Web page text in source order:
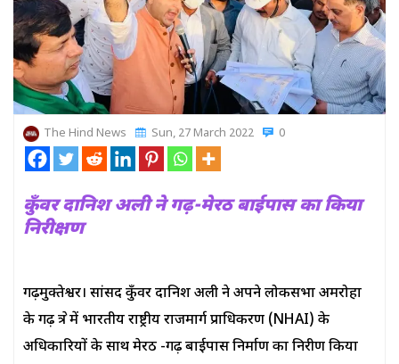
The Hind News Sun, 27 March 2022 0
कुँवर दानिश अली ने गढ़-मेरठ बाईपास का किया
निरीक्षण
गढ़मुक्तेश्वर। सांसद कुँवर दानिश अली ने अपने लोकसभा अमरोहा
के गढ़ क्षेत्र में भारतीय राष्ट्रीय राजमार्ग प्राधिकरण (NHAI) के
अधिकारियों के साथ मेरठ -गढ़ बाईपास निर्माण का निरीक्षण किया